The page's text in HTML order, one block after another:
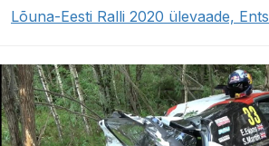
Lõuna-Eesti Ralli 2020 ülevaade,